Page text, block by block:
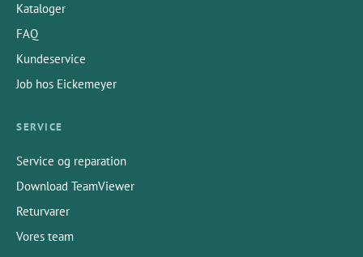
Kataloger
FAQ
Kundeservice
Job hos Eickemeyer
SERVICE
Service og reparation
Download TeamViewer
Returvarer
Vores team